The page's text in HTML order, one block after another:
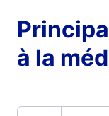
à la